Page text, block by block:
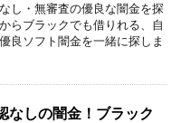
し・無審査の優良な闇金を探
らブラックでも借りれる、自
良ソフト闇金を一緒に探しま
なしの闇金！ブラック